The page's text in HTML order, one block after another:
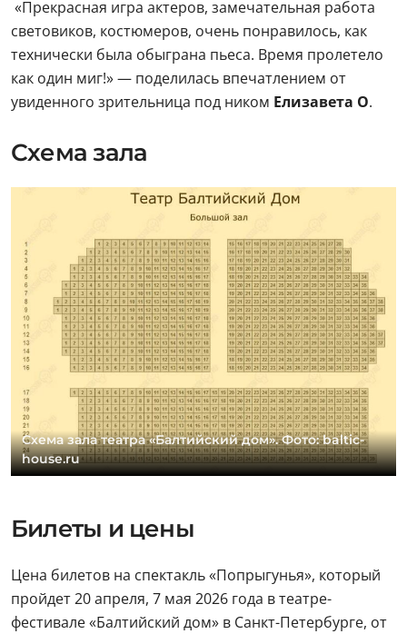
«Прекрасная игра актеров, замечательная работа
световиков, костюмеров, очень понравилось, как
технически была обыграна пьеса. Время пролетело
как один миг!» — поделилась впечатлением от
увиденного зрительница под ником Елизавета О.
Схема зала
Схема зала театра «Балтийский дом». Фото: baltic-
house.ru
Билеты и цены
Цена билетов на спектакль «Попрыгунья», который
пройдет 20 апреля, 7 мая 2026 года в театре-
фестивале «Балтийский дом» в Санкт-Петербурге, от